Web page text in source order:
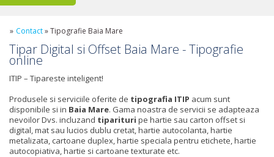
» Contact»Tipografie Baia Mare
Tipar Digital si Offset Baia Mare - Tipografie
online
ITIP – Tipareste inteligent!
Produsele si serviciile oferite de tipografia ITIP acum sunt
disponibile si in Baia Mare. Gama noastra de servicii se adapteaza
nevoilor Dvs. incluzand tiparituri pe hartie sau carton offset si
digital, mat sau lucios dublu cretat, hartie autocolanta, hartie
metalizata, cartoane duplex, hartie speciala pentru etichete, hartie
autocopiativa, hartie si cartoane texturate etc.